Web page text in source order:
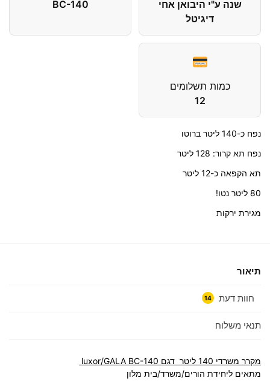
שנה ע"י היבואן אחי
דיגיטל
BC-140
כמות תשלומים
12
נפח כ-140 ליטר ברוטו
נפח תא קרור: 128 ליטר
תא הקפאה כ-12 ליטר
80 ליטר נטו!
מגירת ירקות
תיאור
חוות דעת 14
תנאי משלוח
מקרר משרדי 140 ליטר דגם luxor/GALA BC-140
מתאים ליחידת הורים/משרד/בית מלון